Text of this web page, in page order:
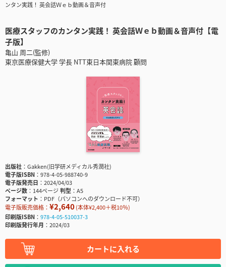
ンタン実践！ 英会話Ｗｅｂ動画＆音声付
医療スタッフのカンタン実践！ 英会話Ｗｅｂ動画＆音声付【電
子版】
亀山 周二(監修)
東京医療保健大学 学長 NTT東日本関東病院 顧問
出版社
Gakken(旧学研メディカル秀潤社)
電子版ISBN
978-4-05-988740-9
電子版発売日
2024/04/03
ページ数
144ページ判型
A5
フォーマット
PDF（パソコンへのダウンロード不可）
電子版販売価格： ¥2,640(本体¥2,400＋税10％)
印刷版ISBN
978-4-05-510037-3
印刷版発行年月
2024/03
カートに入れる